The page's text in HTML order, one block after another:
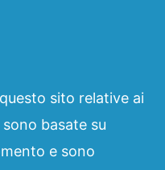
sito relative ai
basate su
e sono